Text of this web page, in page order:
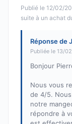
Publié le 12/02/
suite à un achat
Réponse de
Publiée le 13/
Bonjour
Nous vous
de 4/5.
notre
répondre à